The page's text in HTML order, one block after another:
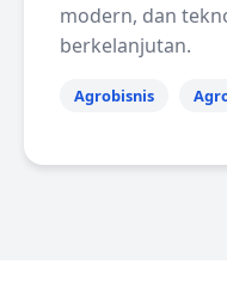
modern, dan
berkelanjutan.
Agrobisnis